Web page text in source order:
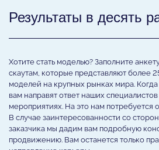
Результаты в десять
Хотите стать моделью? Заполните
скаутам, которые представляют более
моделей на крупных рынках мира.
вам направят ответ наших
мероприятиях. На это нам потребуется
В случае заинтересованности со
заказчика мы дадим вам подробную
продвижению. Вам останется только